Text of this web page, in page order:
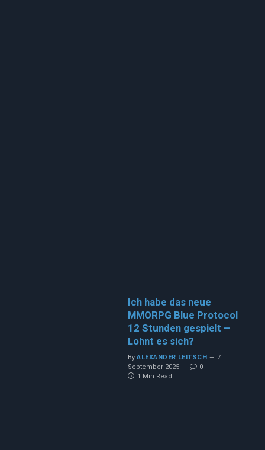
Ich habe das neue
MMORPG Blue Protocol
12 Stunden gespielt –
Lohnt es sich?
By ALEXANDER LEITSCH
7.
September 2025
0
1 Min Read